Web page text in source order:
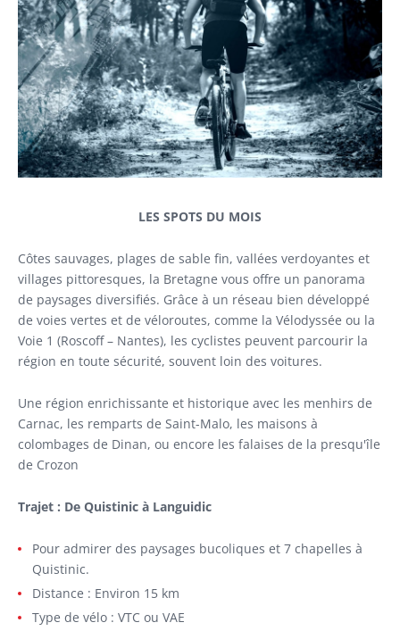
plans
LES SPOTS DU MOIS
Côtes sauvages, plages de sable fin, vallées verdoyantes et
villages pittoresques, la Bretagne vous offre un panorama
de paysages diversifiés. Grâce à un réseau bien développé
de voies vertes et de véloroutes, comme la Vélodyssée ou la
Voie 1 (Roscoff – Nantes), les cyclistes peuvent parcourir la
région en toute sécurité, souvent loin des voitures.
Une région enrichissante et historique avec les menhirs de
Carnac, les remparts de Saint-Malo, les maisons à
colombages de Dinan, ou encore les falaises de la presqu'île
de Crozon
Trajet : De Quistinic à Languidic
Pour admirer des paysages bucoliques et 7 chapelles à
Quistinic.
Distance : Environ 15 km
Type de vélo : VTC ou VAE